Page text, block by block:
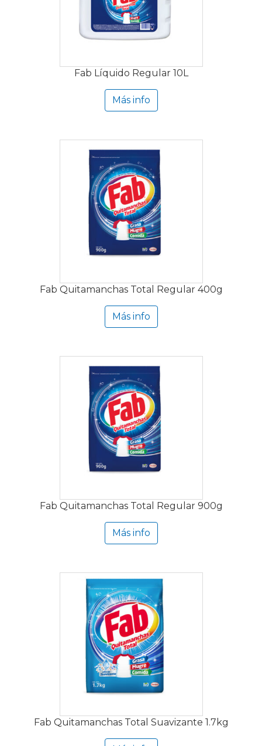
Fab Líquido Regular 10L
Más info
Fab Quitamanchas Total Regular 400g
Más info
Fab Quitamanchas Total Regular 900g
Más info
Fab Quitamanchas Total Suavizante 1.7kg